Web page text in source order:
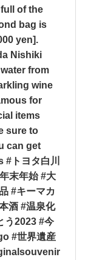
of the
bag is
yen].
Nishiki
from
wine
for
items
sure to
can get
トヨタ白川
末年始 #大
#キーマカ
酒 #温泉化
う2023 #今
#世界遺産